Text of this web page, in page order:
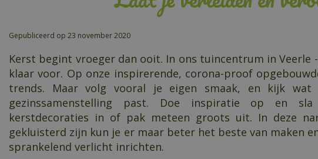
Gepubliceerd op 23 november 2020
Kerst begint vroeger dan ooit. In ons tuincentrum in Veerle
klaar voor. Op onze inspirerende, corona-proof
trends. Maar volg vooral je eigen smaak, en kijk
gezinssamenstelling past. Doe inspiratie op en
kerstdecoraties in of pak meteen groots uit. In deze
gekluisterd zijn kun je er maar beter het beste van maken
sprankelend verlicht inrichten.